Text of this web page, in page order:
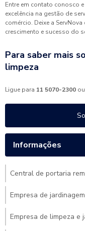
Entre em contato conosco
excelência na gestão de
comércio. Deixe a
crescimento e sucesso do
Para saber mais
limpeza
Ligue para 11 5070-2300 ou
Informações
Central de portaria
Empresa de
Empresa de limpeza e